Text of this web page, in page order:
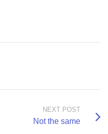
NEXT POST
Not the same